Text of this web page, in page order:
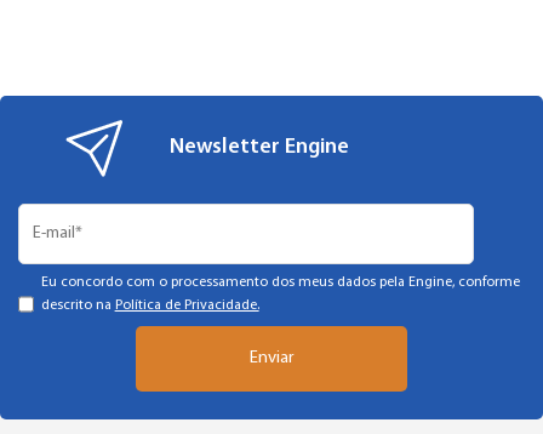
Newsletter Engine
Eu concordo com o processamento dos meus dados pela Engine, conforme
descrito na Política de Privacidade.